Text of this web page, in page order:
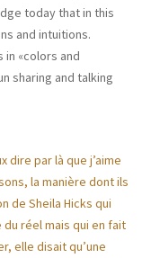
today that in this
and intuitions.
in «colors and
sharing and talking
dire par là que j’aime
la manière dont ils
de Sheila Hicks qui
réel mais qui en fait
elle disait qu’une